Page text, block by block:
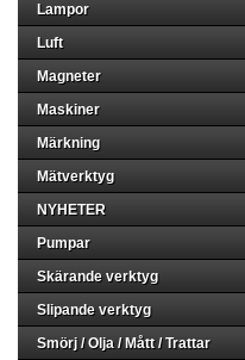
Lampor
Luft
Magneter
Maskiner
Märkning
Mätverktyg
NYHETER
Pumpar
Skärande verktyg
Slipande verktyg
Smörj / Olja / Mått / Trattar